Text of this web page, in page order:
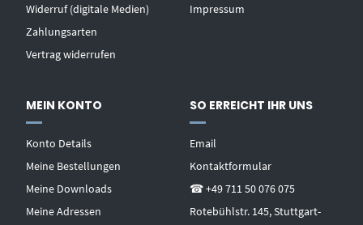
Widerruf (digitale Medien)
Zahlungsarten
Vertrag widerrufen
Impressum
MEIN KONTO
Konto Details
Meine Bestellungen
Meine Downloads
Meine Adressen
SO ERREICHT IHR UNS
Email
Kontaktformular
☎ +49 711 50 076 075
Rotebühlstr. 145, Stuttgart-